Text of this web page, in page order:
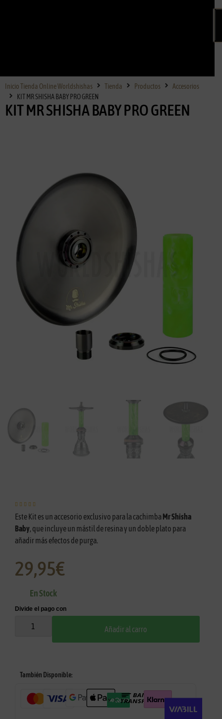
Inicio Tienda Online Worldshishas Tienda Productos
Accesorios
KIT MR SHISHA BABY PRO GREEN
KIT MR SHISHA BABY PRO GREEN
    
Este Kit es un accesorio exclusivo para la cachimba Mr Shisha
Baby, que incluye un mástil de resina y un doble plato para
añadir más efectos de purga.
29,95€
En Stock
Añadir al carro
También Disponible: